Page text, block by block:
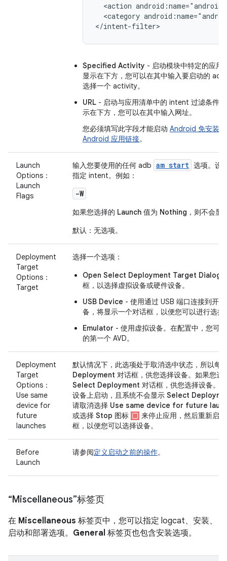
<action
<category
</intent-filter>
Specified Activity - 启动模块中特定的应
显示在下方，您可以在其中输入要启动的
选择一个 activity。
URL - 启动与应用清单中的 intent 过滤条件
示在下方，您可以在其中输入网址。
您必须填写此字段才能启动 Android 免安装
Android 应用链接。
Launch
Options：
Launch
Flags
输入您要使用的任何 adb am start 选项。设
指定 intent。例如：
-W
如果您选择的 Launch 值为 Nothing ，则不会显
默认：无选项。
Deployment
Target
Options：
Target
选择一个选项：
Open Select Deployment Target Dialog
框，以选择虚拟设备或硬件设备。
USB Device - 使用通过 USB 端口连接到开
备，将显示一个对话框，以便您可以进行选择
Emulator - 使用虚拟设备。在配置中，您可
的第一个 AVD。
Deployment
Target
Options：
Use same
device for
future
launches
默认情况下，此选项处于取消选中状态，所以每
Deployment 对话框，供您选择设备。如果您
Select Deployment 对话框，供您选择设备。
设备上启动，且系统不会显示 Select
请取消选择 Use same device for future
或选择 Stop 图标
来停止应用，然后重新启
框，以便您可以选择设备。
Before
Launch
请参阅定义启动之前的操作。
“Miscellaneous”标签页
在 Miscellaneous 标签页中，您可以指定 logcat、安装、
启动和部署选项。 General 标签页也包含安装选项。